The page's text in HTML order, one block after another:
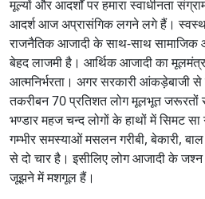
मूल्यों और आदर्शों पर हमारा स्वाधीनता
आदर्श आज अप्रासंगिक लगने लगे हैं। स्वस्थ
राजनैतिक आजादी के साथ-साथ सामाजिक
बेहद लाजमी है। आर्थिक आजादी का
आत्मनिर्भरता। अगर सरकारी
तकरीबन 70 प्रतिशत लोग मूलभूत जरूरतों
भण्डार महज चन्द लोगों के हाथों में सिमट
गम्भीर समस्याओं मसलन गरीबी, बेकारी,
से दो चार है। इसीलिए लोग आजादी के
जूझने में मशगूल हैं।